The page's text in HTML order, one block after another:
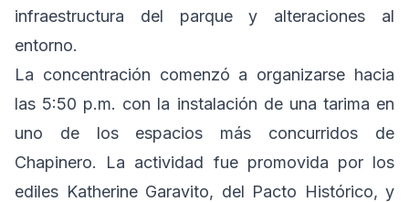
infraestructura del parque y alteraciones al
entorno.
La concentración comenzó a organizarse hacia
las 5:50 p.m. con la instalación de una tarima en
uno de los espacios más concurridos de
Chapinero. La actividad fue promovida por los
ediles Katherine Garavito, del Pacto Histórico, y